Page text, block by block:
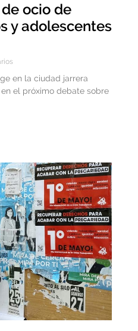
ocio de
y adolescentes
en la ciudad jarrera
el próximo debate sobre